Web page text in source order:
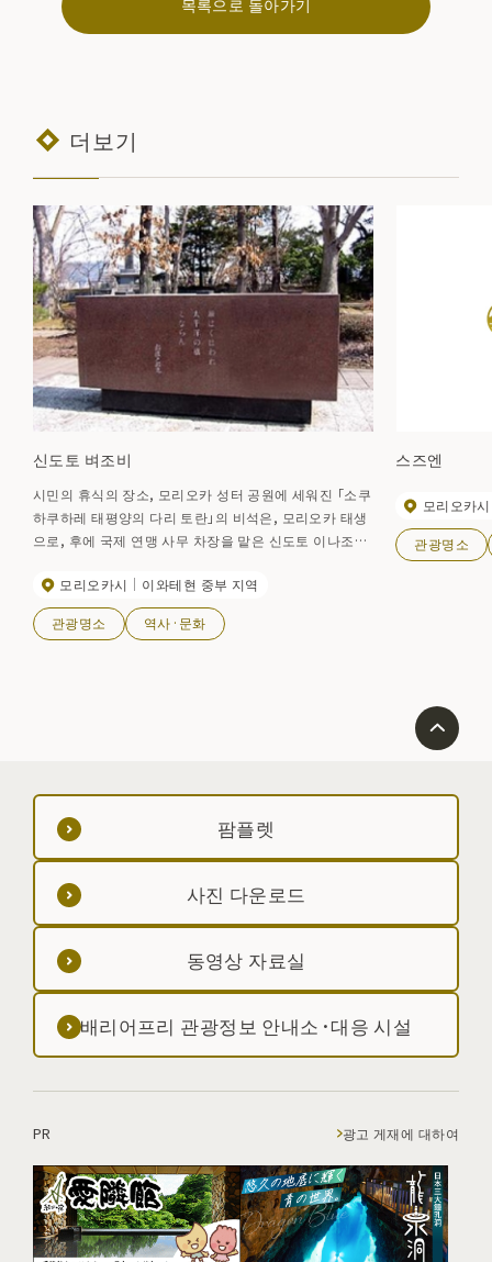
목록으로 돌아가기
더보기
신도토 벼조비
시민의 휴식의 장소, 모리오카 성터 공원에 세워진 「소쿠
하쿠하레 태평양의 다리 토란」의 비석은, 모리오카 태생
으로, 후에 국제 연맹 사무 차장을 맡은 신도토 이나조의
질문에 “자신이 용서된다면, 태평양의 다리가 되고 싶다.
을 맡고 싶다. 그래서 영어에 정통할 필요가 있습니다」라
고 대답했다고 합니다.
모리오카시 이와테현 중부 지역
관광명소 역사·문화
스즈엔
모리오카시
관광명소
팜플렛
사진 다운로드
동영상 자료실
배리어프리 관광정보 안내소·대응 시설
PR 광고 게재에 대하여